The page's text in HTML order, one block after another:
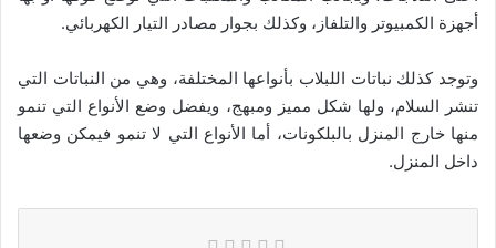
أجهزة الكمبيوتر والتلفاز، وكذلك بجوار مصادر التيار الكهربائي.
وتوجد كذلك نباتات اللبلاب بأنواعها المختلفة، وهي من النباتات التي
تنشر السلام، ولها شكل مميز ومبهج، ويفضل وضع الأنواع التي تنمو
منها خارج المنزل بالبلكونات، أما الأنواع التي لا تنمو فيمكن وضعها
داخل المنزل.